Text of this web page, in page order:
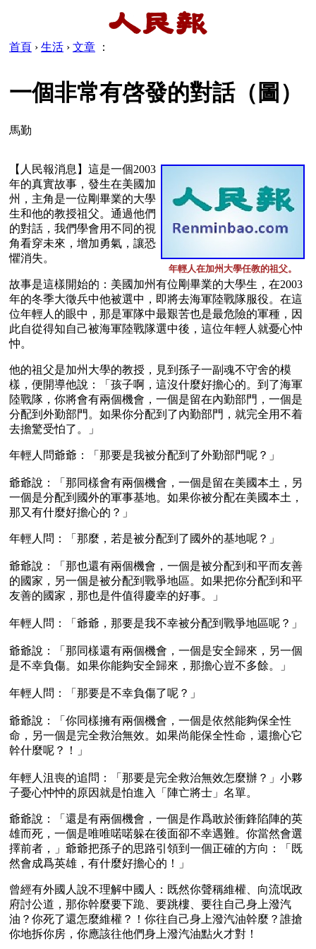
首頁 › 生活 › 文章 ：
一個非常有啓發的對話（圖）
馬勤
年輕人在加州大學任教的祖父。
【人民報消息】這是一個2003
年的真實故事，發生在美國加
州，主角是一位剛畢業的大學
生和他的教授祖父。通過他們
的對話，我們學會用不同的視
角看穿未來，增加勇氣，讓恐
懼消失。
故事是這樣開始的：美國加州有位剛畢業的大學生，在2003
年的冬季大徵兵中他被選中，即將去海軍陸戰隊服役。在這
位年輕人的眼中，那是軍隊中最艱苦也是最危險的軍種，因
此自從得知自己被海軍陸戰隊選中後，這位年輕人就憂心忡
忡。
他的祖父是加州大學的教授，見到孫子一副魂不守舍的模
樣，便開導他說：「孩子啊，這沒什麼好擔心的。到了海軍
陸戰隊，你將會有兩個機會，一個是留在內勤部門，一個是
分配到外勤部門。如果你分配到了內勤部門，就完全用不着
去擔驚受怕了。」
年輕人問爺爺：「那要是我被分配到了外勤部門呢？」
爺爺說：「那同樣會有兩個機會，一個是留在美國本土，另
一個是分配到國外的軍事基地。如果你被分配在美國本土，
那又有什麼好擔心的？」
年輕人問：「那麼，若是被分配到了國外的基地呢？」
爺爺說：「那也還有兩個機會，一個是被分配到和平而友善
的國家，另一個是被分配到戰爭地區。如果把你分配到和平
友善的國家，那也是件值得慶幸的好事。」
年輕人問：「爺爺，那要是我不幸被分配到戰爭地區呢？」
爺爺說：「那同樣還有兩個機會，一個是安全歸來，另一個
是不幸負傷。如果你能夠安全歸來，那擔心豈不多餘。」
年輕人問：「那要是不幸負傷了呢？」
爺爺說：「你同樣擁有兩個機會，一個是依然能夠保全性
命，另一個是完全救治無效。如果尚能保全性命，還擔心它
幹什麼呢？！」
年輕人沮喪的追問：「那要是完全救治無效怎麼辦？」小夥
子憂心忡忡的原因就是怕進入「陣亡將士」名單。
爺爺說：「還是有兩個機會，一個是作爲敢於衝鋒陷陣的英
雄而死，一個是唯唯喏喏躲在後面卻不幸遇難。你當然會選
擇前者，」爺爺把孫子的思路引領到一個正確的方向：「既
然會成爲英雄，有什麼好擔心的！」
曾經有外國人說不理解中國人：既然你聲稱維權、向流氓政
府討公道，那你幹麼要下跪、要跳樓、要往自己身上潑汽
油？你死了還怎麼維權？！你往自己身上潑汽油幹麼？誰搶
你地拆你房，你應該往他們身上潑汽油點火才對！